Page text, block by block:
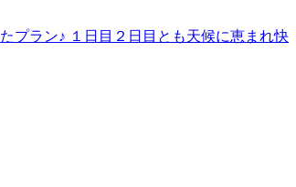
プラン♪ １日目２日目とも天候に恵まれ快